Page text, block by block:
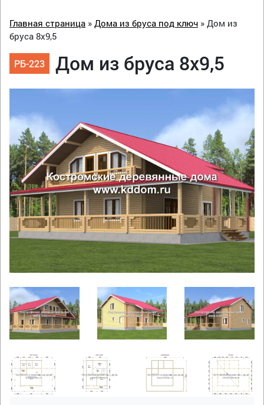
Главная страница » Дома из бруса под ключ » Дом из
бруса 8х9,5
РБ-223 Дом из бруса 8х9,5